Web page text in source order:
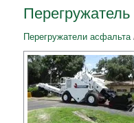
Перегружатели асфальта